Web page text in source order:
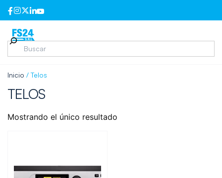
Inicio / Telos
TELOS
Mostrando el único resultado